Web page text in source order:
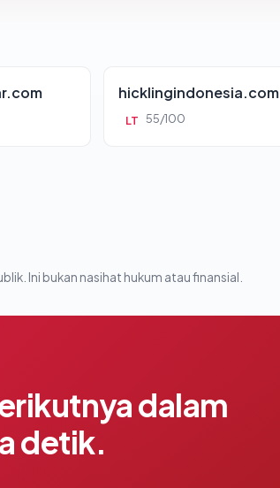
hicklingindonesia.com
LT 55/100
Ini bukan nasihat hukum atau finansial.
dalam
detik.